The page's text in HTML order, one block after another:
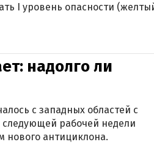
I уровень опасности
надолго ли
с западных областей с
рабочей недели
нового антициклона.